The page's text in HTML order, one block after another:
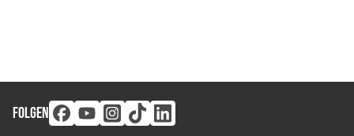
FOLGEN